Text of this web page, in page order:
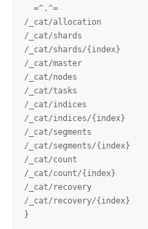
  =^.^=
/_cat/allocation
/_cat/shards
/_cat/shards/{index}
/_cat/master
/_cat/nodes
/_cat/tasks
/_cat/indices
/_cat/indices/{index}
/_cat/segments
/_cat/segments/{index}
/_cat/count
/_cat/count/{index}
/_cat/recovery
/_cat/recovery/{index}